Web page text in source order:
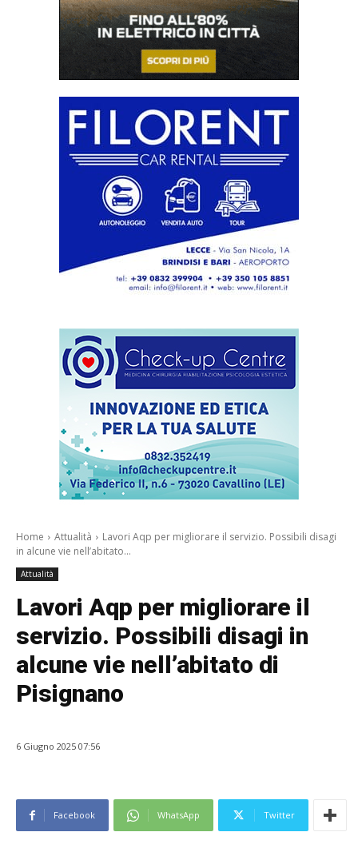
Home Attualità
Lavori Aqp per migliorare il servizio. Possibili disagi
in alcune vie nell’abitato...
Attualità
Lavori Aqp per migliorare il
servizio. Possibili disagi in
alcune vie nell’abitato di
Pisignano
6 Giugno 2025 07:56
Facebook WhatsApp Twitter